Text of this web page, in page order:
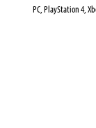
PC, PlayStation 4,